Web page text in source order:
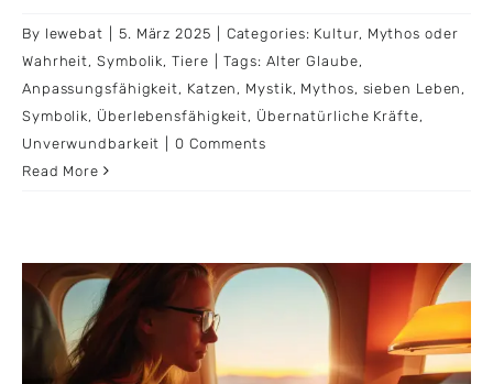
By lewebat 5. März 2025 Categories: Kultur, Mythos oder
Wahrheit, Symbolik,Tiere Tags: Alter Glaube,
Anpassungsfähigkeit, Katzen , Mystik, Mythos, sieben Leben ,
Symbolik, Überlebensfähigkeit, Übernatürliche Kräfte,
Unverwundbarkeit
0 Comments
Read More